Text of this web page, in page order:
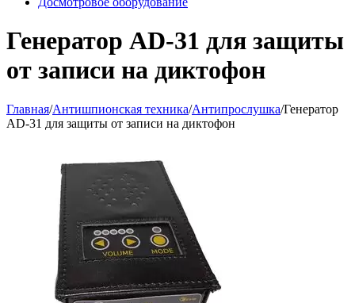
Генератор AD-31 для защиты
от записи на диктофон
Главная/Антишпионская техника/Антипрослушка/Генератор
AD-31 для защиты от записи на диктофон